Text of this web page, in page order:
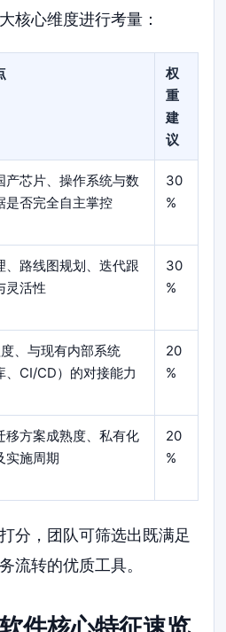
核心维度进行考量：
权
重
建
议
产芯片、操作系统与数
是否完全自主掌控
30
%
、路线图规划、迭代跟
灵活性
30
%
、与现有内部系统
、CI/CD）的对接能力
20
%
移方案成熟度、私有化
实施周期
20
%
分，团队可筛选出既满足
流转的优质工具。